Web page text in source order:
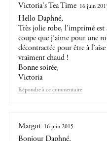
Victoria's Tea Time 16 juin
Hello Daphné,
Très jolie robe, l’imprimé est
coupe que j’aime pour une
décontractée pour être à
vraiment chaud !
Bonne soirée,
Victoria
Répondre
Margot 16 juin 2015
Bonjour Daphné,